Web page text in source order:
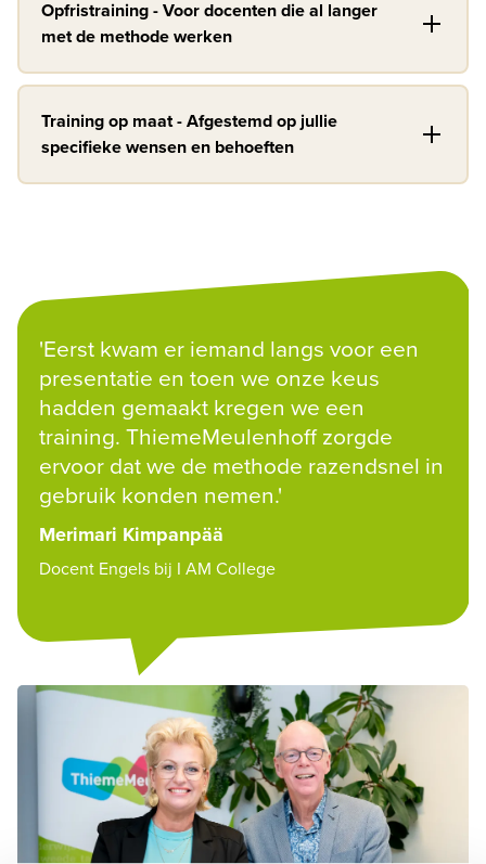
Opfristraining - Voor docenten die al langer
met de methode werken
Training op maat - Afgestemd op jullie
specifieke wensen en behoeften
'Eerst kwam er iemand langs voor een
presentatie en toen we onze keus
hadden gemaakt kregen we een
training. ThiemeMeulenhoff zorgde
ervoor dat we de methode razendsnel in
gebruik konden nemen.'
Merimari Kimpanpää
Docent Engels bij I AM College